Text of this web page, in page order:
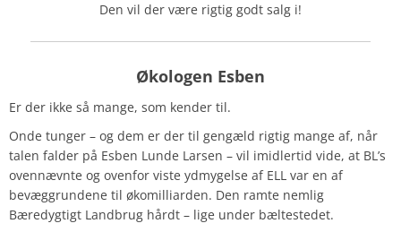
Den vil der være rigtig godt salg i!
Økologen Esben
Er der ikke så mange, som kender til.
Onde tunger – og dem er der til gengæld rigtig mange af, når
talen falder på Esben Lunde Larsen – vil imidlertid vide, at BL’s
ovennævnte og ovenfor viste ydmygelse af ELL var en af
bevæggrundene til økomilliarden. Den ramte nemlig
Bæredygtigt Landbrug hårdt – lige under bæltestedet.